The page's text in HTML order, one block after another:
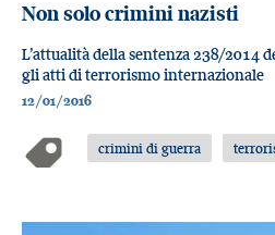
Non solo crimini nazisti
L’attualità della sentenza 238/2014
gli atti di terrorismo internazionale
12/01/2016
crimini di guerra